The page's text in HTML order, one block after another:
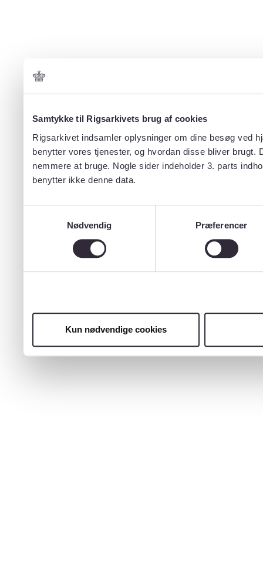
Samtykke til Rigsarkivets brug af cookies
Rigsarkivet indsamler oplysninger om dine besøg ved
benytter vores tjenester, og hvordan disse bliver
nemmere at bruge. Nogle sider indeholder 3. parts
benytter ikke denne data.
Nødvendig
Præferencer
Kun nødvendige cookies